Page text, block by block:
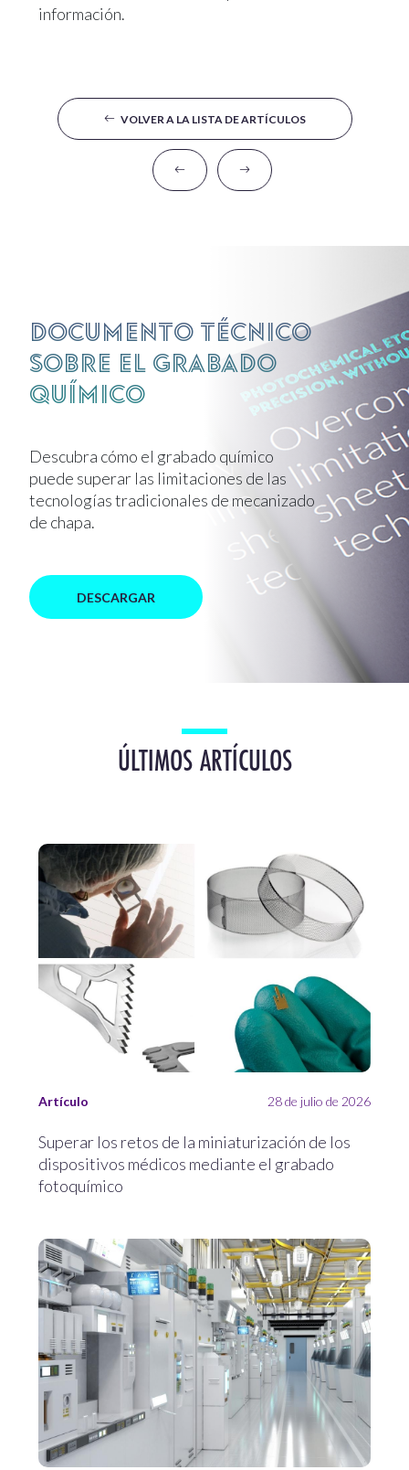
información.
VOLVER A LA LISTA DE ARTÍCULOS
Documento técnico
sobre el grabado
químico
Descubra cómo el grabado químico
puede superar las limitaciones de las
tecnologías tradicionales de mecanizado
de chapa.
DESCARGAR
ÚLTIMOS ARTÍCULOS
Artículo 28 de julio de 2026
Superar los retos de la miniaturización de los
dispositivos médicos mediante el grabado
fotoquímico